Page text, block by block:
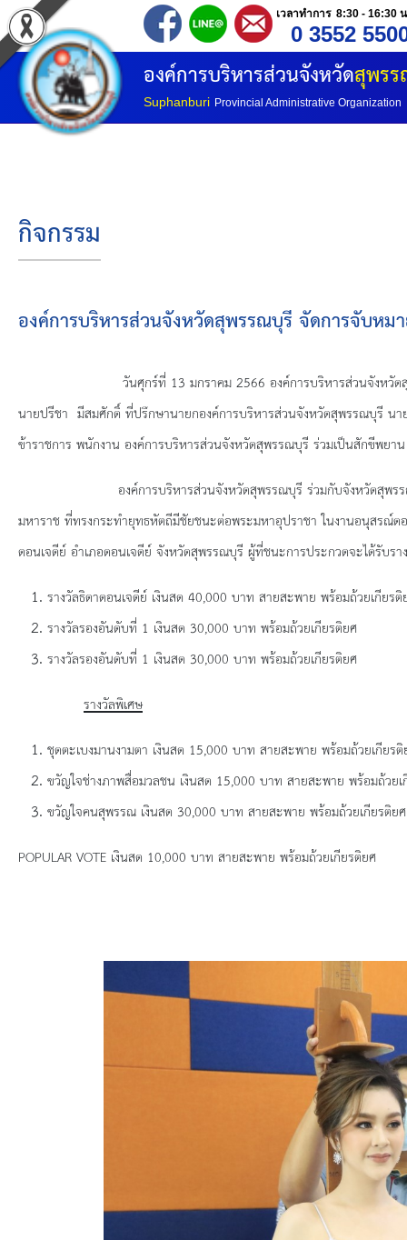
เวลาทำการ 8:30 - 16:30
0 3552
องค์การบริหารส่วนจังหวัดสุพร
Suphanburi Provincial Administrative Organization
หน้าแรก
ประวัติ อบจ
โครงสร้างองค์กร
โครงสร้างการแบ่งส่วนราชการ
ยุทธศาสตร์การพัฒนา
ประวัตินายก
รายการ อบจ.สัมพันธ์
กิจกรรม
ข่าวประชาสัมพันธ์
ประกาศจัดซื้อ-จัดจ้าง
ประกาศจัดซื้อ-จัดจ้างภาครัฐ
รายงานผู้ใช้บริการกล้อง CCTV
ข้อมูลการเลือกตั้ง
นโยบายคุ้มครองข้อมูลส่วนบุคคล
มาตรฐานกำหนดตำแหน่ง
ประกาศแผนการจัดซื้อจัดจ้าง
รายงานผลการจัดซื้อจัดจ้างประจำปีงบประมาณ
สรุปผลการดำเนินงานจัดซื้อจัดจ้างในรอบเดือน (สข
กิจกรรม
องค์การบริหารส่วนจังหวัดสุพรรณบุรี จัดการจับหม
วันศุกร์ที่ 13 มกราคม 2566 องค์การบริหารส่วนจังหวัดสุพรรณบุ
นายปรีชา มีสมศักดิ์ ที่ปรึกษานายกองค์การบริหารส่วนจังหวัดสุพรรณบุรี น
ข้าราชการ พนักงาน องค์การบริหารส่วนจังหวัดสุพรรณบุรี ร่วมเป็นสักขีพย
องค์การบริหารส่วนจังหวัดสุพรรณบุรี ร่วมกับจังหวัดสุพรรณบุรี จัด
มหาราช ที่ทรงกระทำยุทธหัตถีมีชัยชนะต่อพระมหาอุปราชา ในงานอนุสร
ดอนเจดีย์ อำเภอดอนเจดีย์ จังหวัดสุพรรณบุรี ผู้ที่ชนะการประกวดจะได้รับรา
รางวัลธิดาดอนเจดีย์ เงินสด 40,000 บาท สายสะพาย พร้อมถ้วยเกียร
รางวัลรองอันดับที่ 1 เงินสด 30,000 บาท พร้อมถ้วยเกียรติยศ
รางวัลรองอันดับที่ 1 เงินสด 30,000 บาท พร้อมถ้วยเกียรติยศ
รางวัลพิเศษ
ชุดตะเบงมานงามตา เงินสด 15,000 บาท สายสะพาย พร้อมถ้วยเกียร
ขวัญใจช่างภาพสื่อมวลชน เงินสด 15,000 บาท สายสะพาย พร้อมถ้วย
ขวัญใจคนสุพรรณ เงินสด 30,000 บาท สายสะพาย พร้อมถ้วยเกียรติยศ
POPULAR VOTE เงินสด 10,000 บาท สายสะพาย พร้อมถ้วยเกียรติยศ